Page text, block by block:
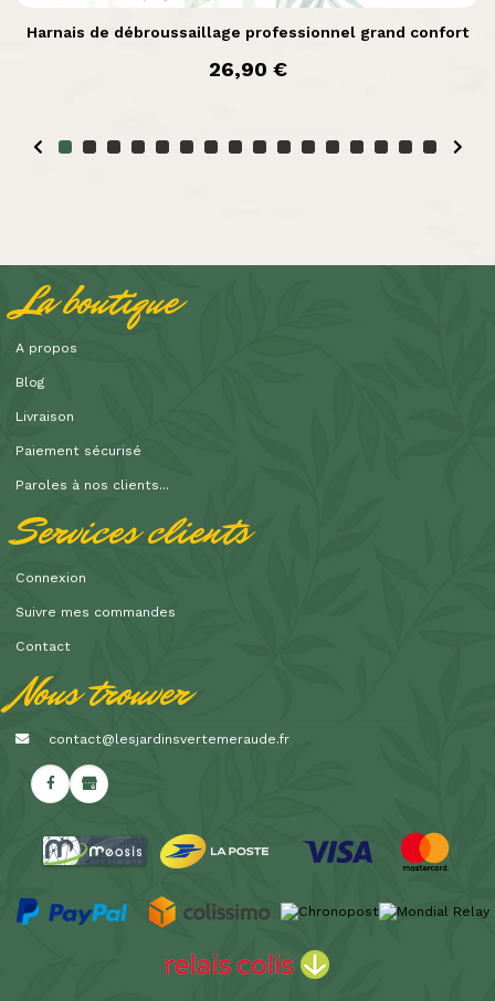
Harnais de débroussaillage professionnel grand confort
prix
26,90 €
La boutique
A propos
Blog
Livraison
Paiement sécurisé
Paroles à nos clients...
Services clients
Connexion
Suivre mes commandes
Contact
Nous trouver
contact@lesjardinsvertemeraude.fr